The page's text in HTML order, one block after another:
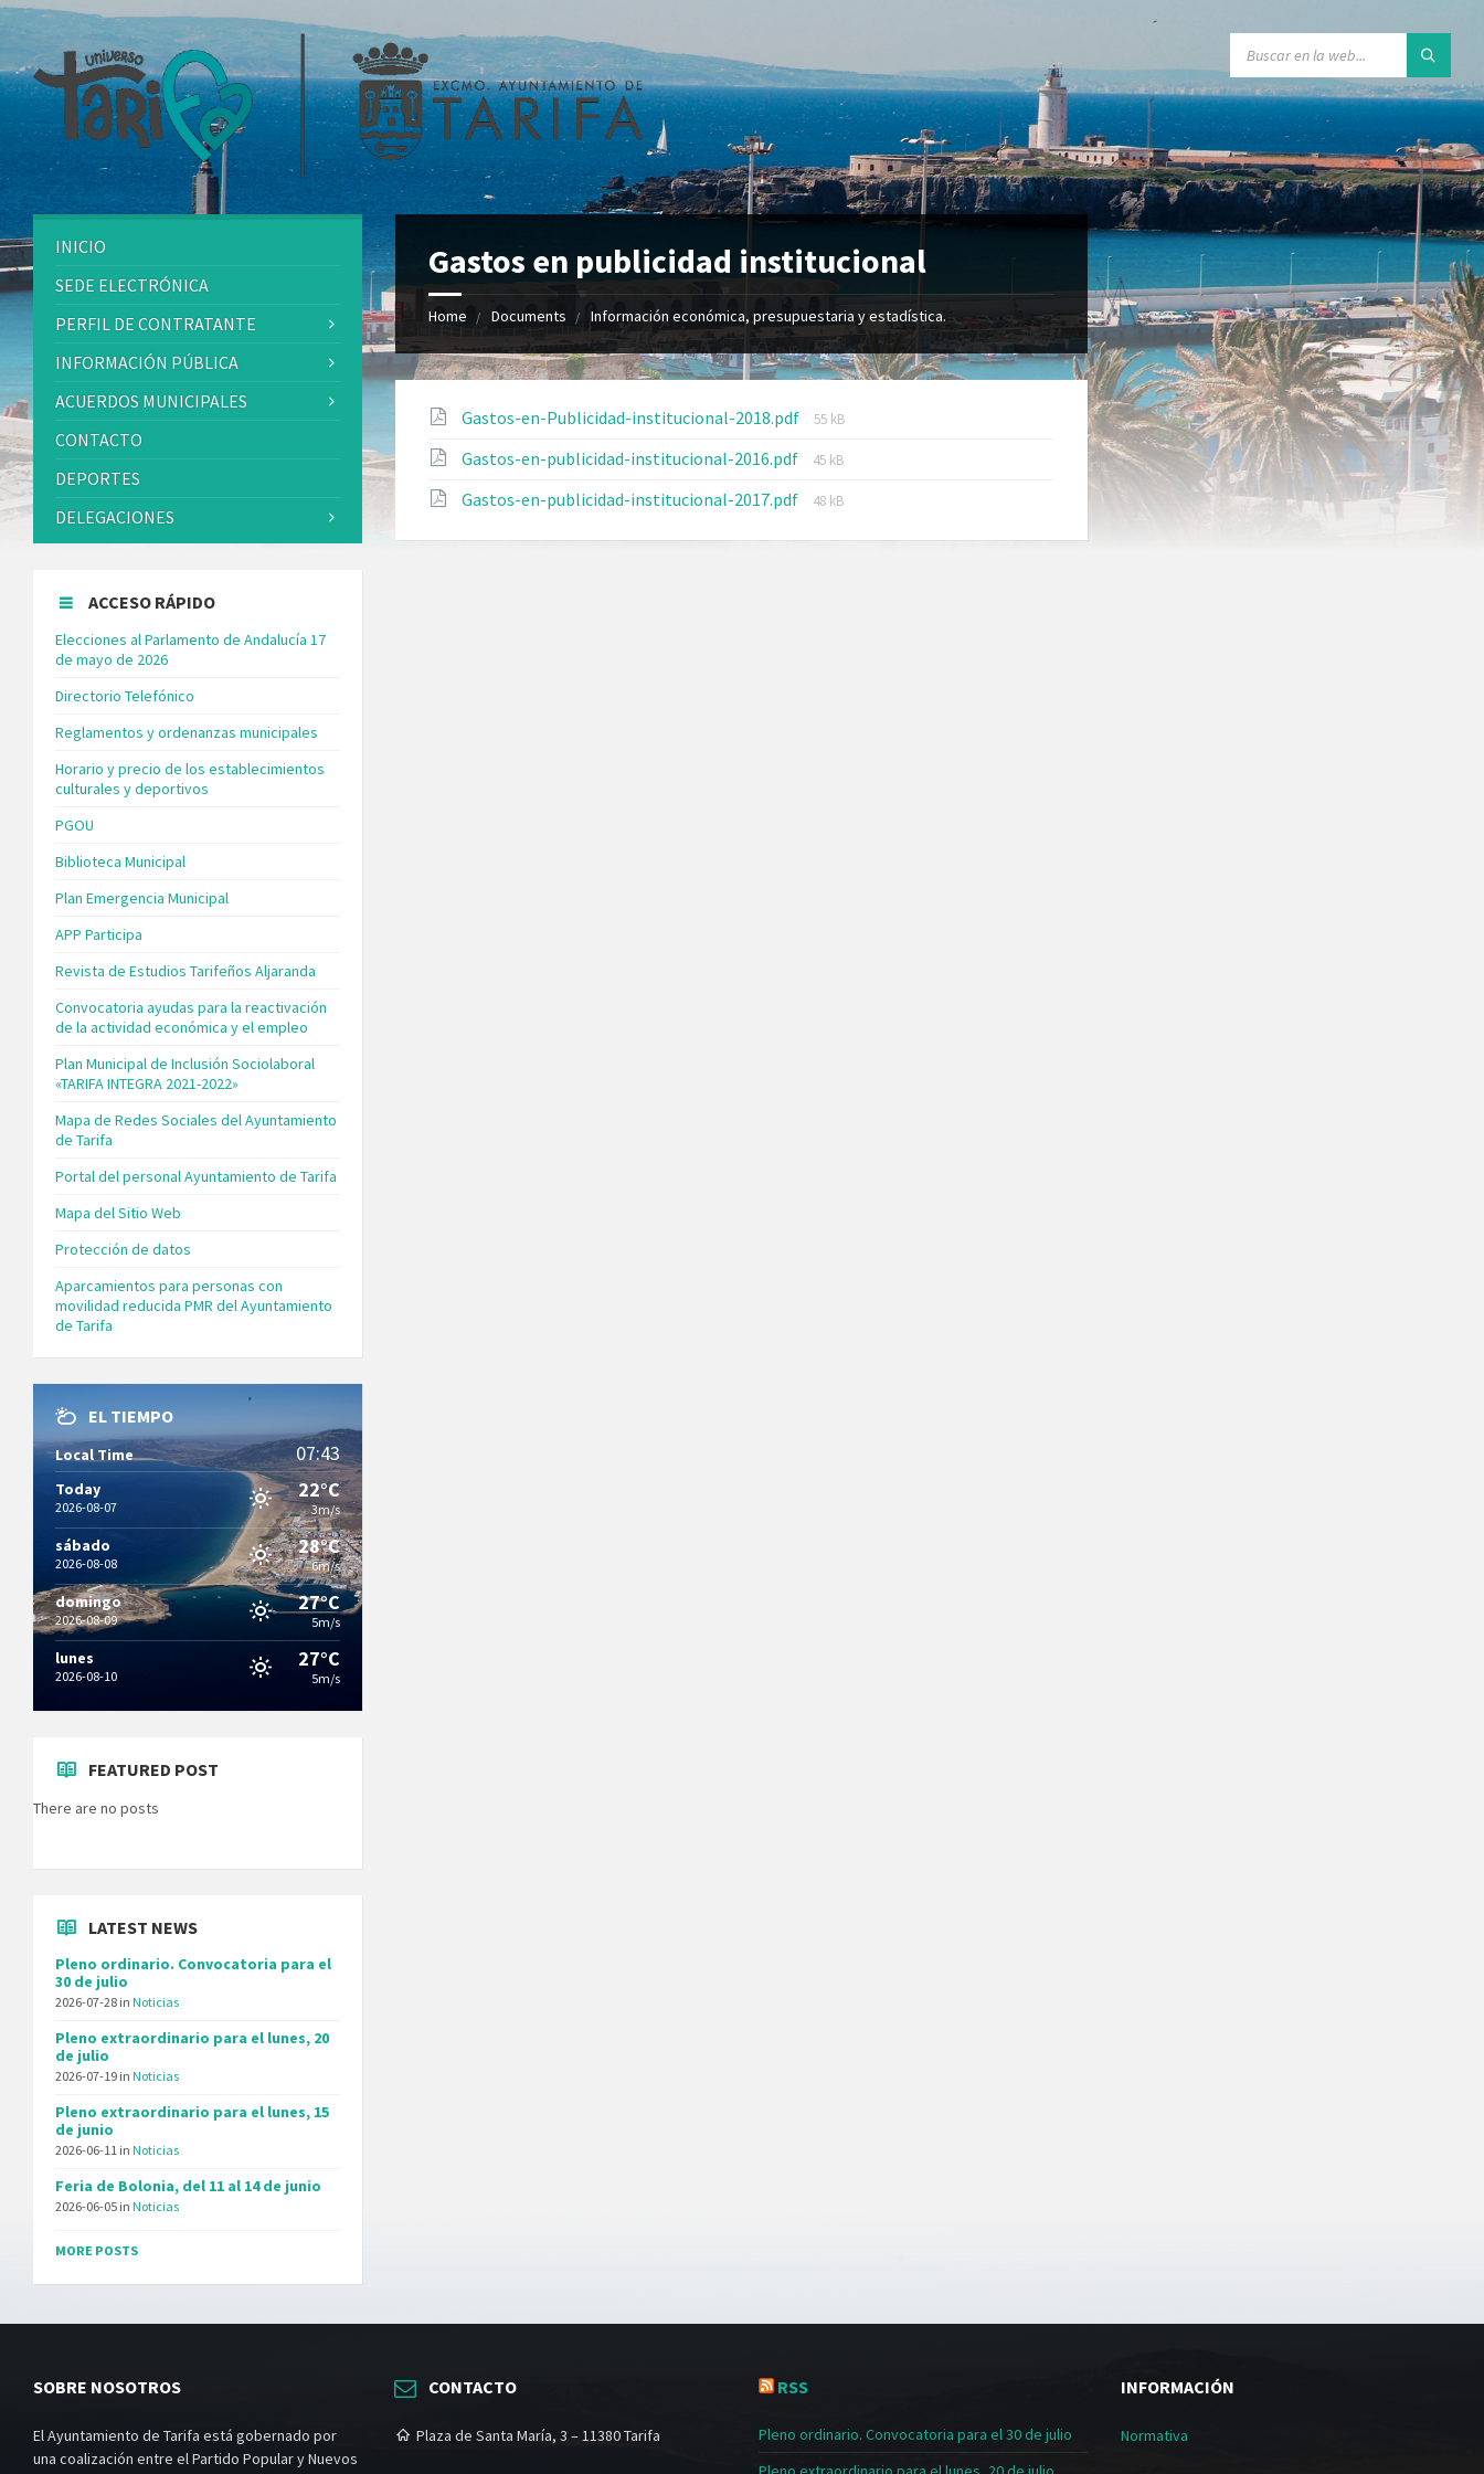
Gastos en publicidad institucional
Home Documents Información económica, presupuestaria y estadística.
Gastos-en-Publicidad-institucional-2018.pdf 55 kB
Gastos-en-publicidad-institucional-2016.pdf 45 kB
Gastos-en-publicidad-institucional-2017.pdf 48 kB
INICIO
SEDE ELECTRÓNICA
PERFIL DE CONTRATANTE
INFORMACIÓN PÚBLICA
ACUERDOS MUNICIPALES
CONTACTO
DEPORTES
DELEGACIONES
ACCESO RÁPIDO
Elecciones al Parlamento de Andalucía 17
de mayo de 2026
Directorio Telefónico
Reglamentos y ordenanzas municipales
Horario y precio de los establecimientos
culturales y deportivos
PGOU
Biblioteca Municipal
Plan Emergencia Municipal
APP Participa
Revista de Estudios Tarifeños Aljaranda
Convocatoria ayudas para la reactivación
de la actividad económica y el empleo
Plan Municipal de Inclusión Sociolaboral
«TARIFA INTEGRA 2021-2022»
Mapa de Redes Sociales del Ayuntamiento
de Tarifa
Portal del personal Ayuntamiento de Tarifa
Mapa del Sitio Web
Protección de datos
Aparcamientos para personas con
movilidad reducida PMR del Ayuntamiento
de Tarifa
EL TIEMPO
Local Time 07:43
Today
2026-08-07
22°C
3m/s
sábado
2026-08-08
28°C
6m/s
domingo
2026-08-09
27°C
5m/s
lunes
2026-08-10
27°C
5m/s
FEATURED POST
There are no posts
LATEST NEWS
Pleno ordinario. Convocatoria para el
30 de julio
2026-07-28 in Noticias
Pleno extraordinario para el lunes, 20
de julio
2026-07-19 in Noticias
Pleno extraordinario para el lunes, 15
de junio
2026-06-11 in Noticias
Feria de Bolonia, del 11 al 14 de junio
2026-06-05 in Noticias
MORE POSTS
SOBRE NOSOTROS
El Ayuntamiento de Tarifa está gobernado por
una coalización entre el Partido Popular y Nuevos
CONTACTO
Plaza de Santa María, 3 – 11380 Tarifa
RSS
Pleno ordinario. Convocatoria para el 30 de julio
INFORMACIÓN
Normativa